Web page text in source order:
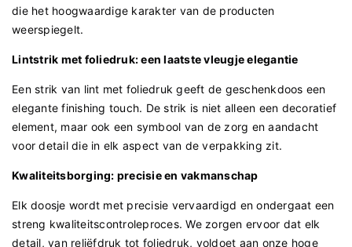
die het hoogwaardige karakter van de producten
weerspiegelt.
Lintstrik met foliedruk: een laatste vleugje elegantie
Een strik van lint met foliedruk geeft de geschenkdoos een
elegante finishing touch. De strik is niet alleen een decoratief
element, maar ook een symbool van de zorg en aandacht
voor detail die in elk aspect van de verpakking zit.
Kwaliteitsborging: precisie en vakmanschap
Elk doosje wordt met precisie vervaardigd en ondergaat een
streng kwaliteitscontroleproces. We zorgen ervoor dat elk
detail, van reliëfdruk tot foliedruk, voldoet aan onze hoge